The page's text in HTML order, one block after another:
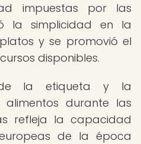
impuestas por las
la simplicidad en la
y se promovió el
disponibles.
la etiqueta y la
durante las
refleja la capacidad
de la época